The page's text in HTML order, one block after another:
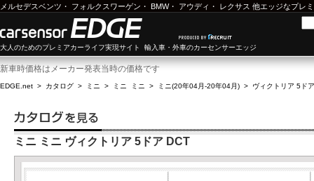
メルセデスベンツ ・ フォルクスワーゲン ・ BMW・ アウディ ・ レクサス 他エッジなプレ
大人のためのプレミアカーライフ実現サイト 輸入車・外車のカーセンサーエッジ
新車時価格はメーカー発表当時の価格です
EDGE.net > カタログ > ミニ > ミニ ミニ > ミニ(20年04月-20年04月) > ヴィクトリア 5ド
ミニ ミニ ヴィクトリア 5ドア DCT